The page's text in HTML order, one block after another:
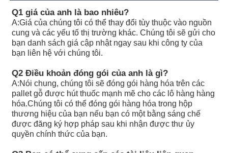
R902233884 A11VLO190LE2S/11L-NZD12K02H
R902106321A11VLO190LE2S/11L-NZD12K02H
R902198594A11VLO190LE2S/11L-NZD12K02H
R902255713A11VLO190LE2S/11L-NZD12K02P
R902225083A11VLO190LE2S/11L-NZD12K02P
Q1 giá của anh là bao nhiêu?
A:Giá của chúng tôi có thể thay đổi tùy thuộc vào nguồn
cung và các yếu tố thị trường khác. Chúng tôi sẽ gửi cho
bạn danh sách giá cập nhật ngay sau khi công ty của
bạn liên hệ với chúng tôi.
Q2 Điều khoản đóng gói của anh là gì?
A:Nói chung, chúng tôi sẽ đóng gói hàng hóa trên các
pallet gỗ được hút thuốc mạnh mẽ cho các lô hàng hàng
hóa.Chúng tôi có thể đóng gói hàng hóa trong hộp
thương hiệu của bạn nếu bạn có một bằng sáng chế
được đăng ký hợp pháp sau khi nhận được thư ủy
quyền chính thức của bạn.